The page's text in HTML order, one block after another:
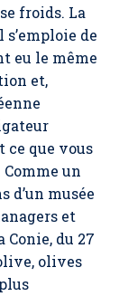
froids. La
de
eu le même
et,
ce que vous
un
d’un musée
et
Conie, du 27
olives